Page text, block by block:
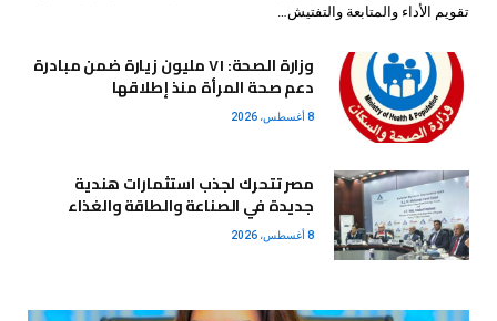
تقويم الأداء والمتابعة والتفتيش…
وزارة الصحة: ٧١ مليون زيارة ضمن مبادرة
دعم صحة المرأة منذ إطلاقها
8 أغسطس، 2026
مصر تتحرك لجذب استثمارات هندية
جديدة في الصناعة والطاقة والغذاء
8 أغسطس، 2026